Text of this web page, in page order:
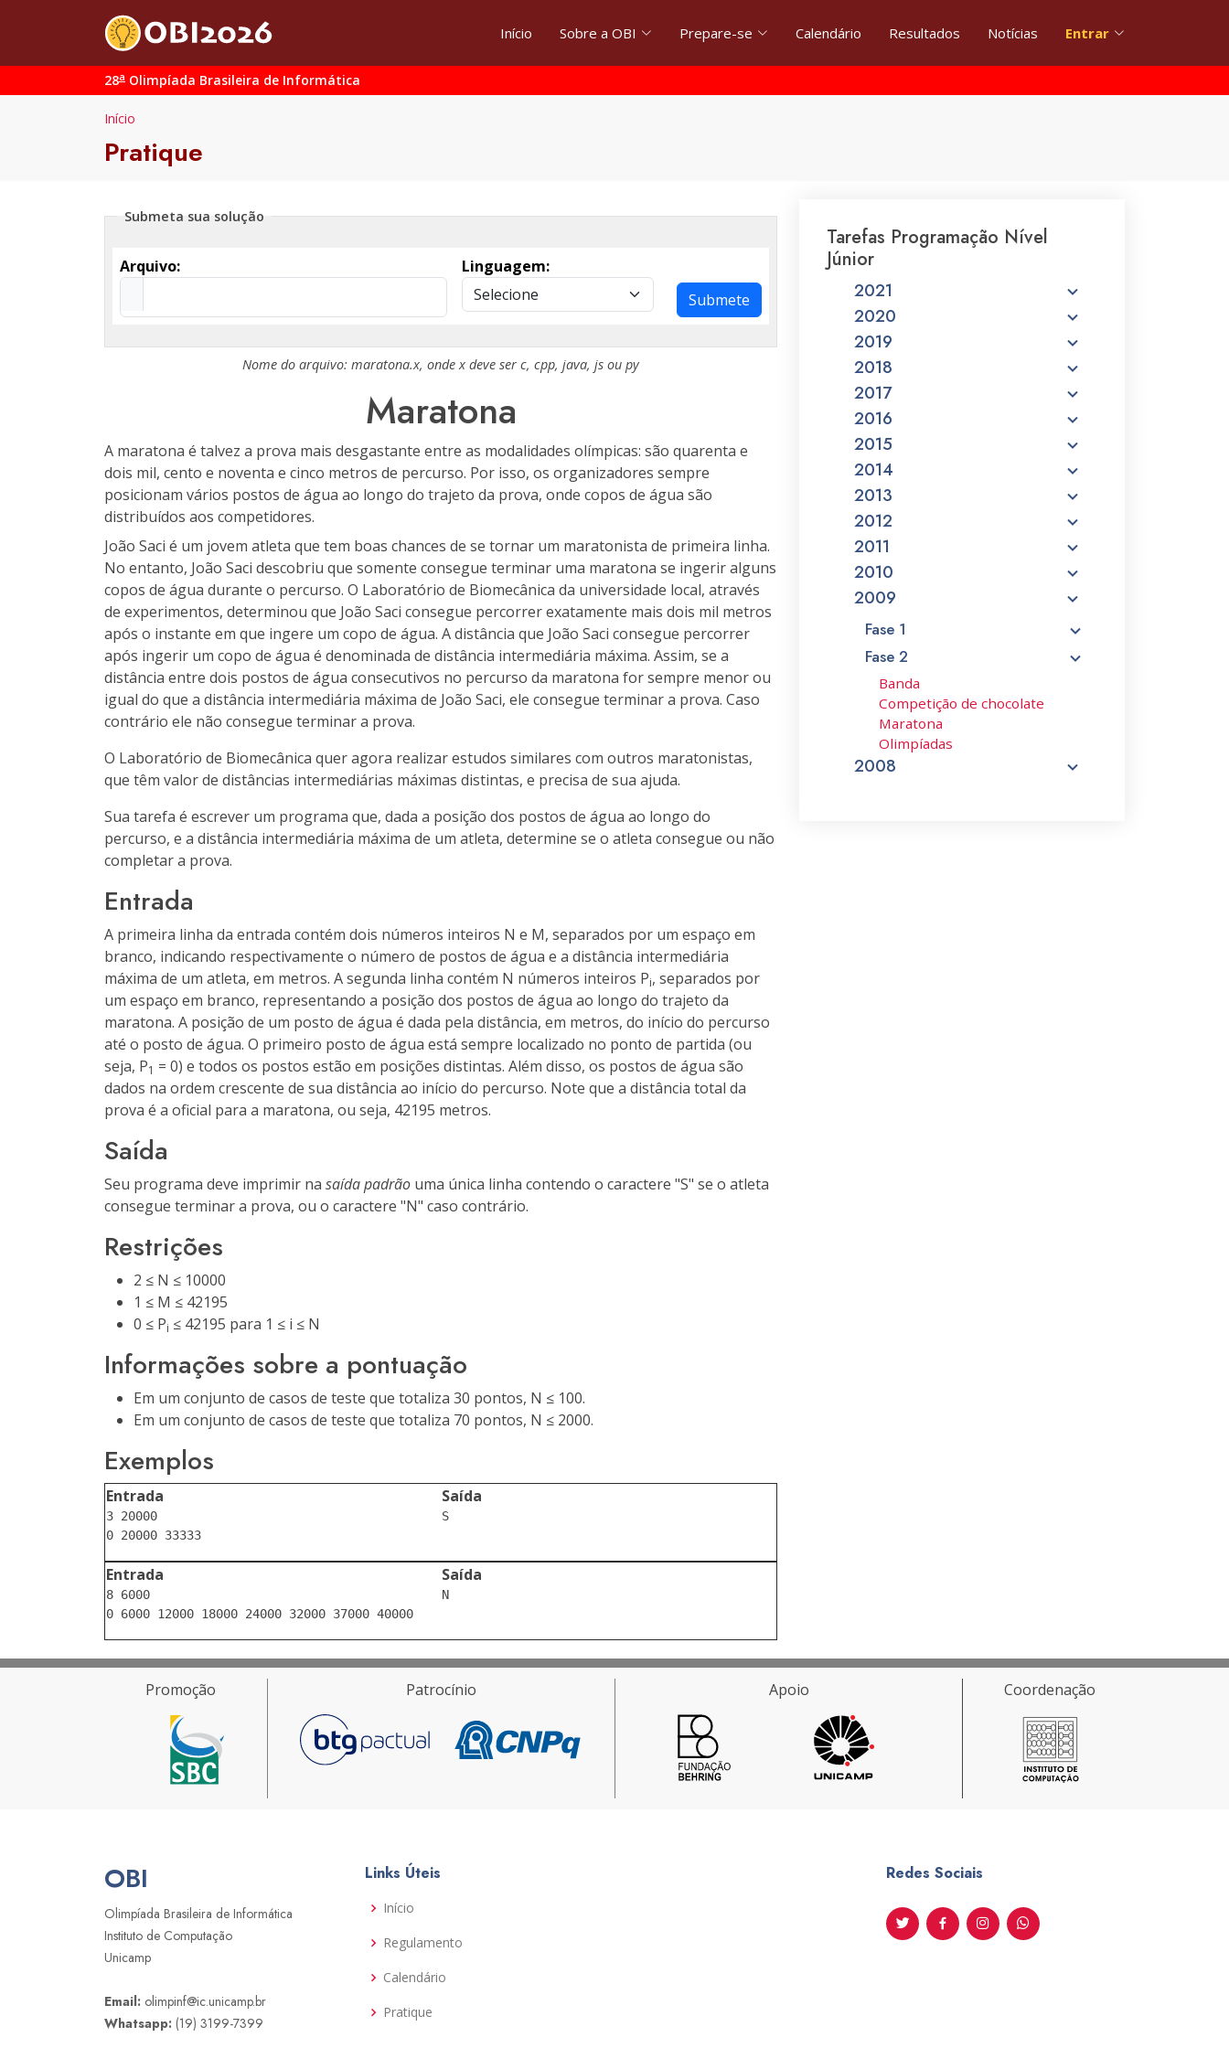
Início Sobre a OBI Prepare-se Calendário Resultados Notícias Entrar
28a Olimpíada Brasileira de Informática
Início
Pratique
Submeta sua solução
Arquivo:
Linguagem:
Submete
Nome do arquivo: maratona.x, ondex deve ser c, cpp, java, js ou py
Maratona
A maratona é talvez a prova mais desgastante entre as modalidades olímpicas: são quarenta e
dois mil, cento e noventa e cinco metros de percurso. Por isso, os organizadores sempre
posicionam vários postos de água ao longo do trajeto da prova, onde copos de água são
distribuídos aos competidores.
João Saci é um jovem atleta que tem boas chances de se tornar um maratonista de primeira linha.
No entanto, João Saci descobriu que somente consegue terminar uma maratona se ingerir alguns
copos de água durante o percurso. O Laboratório de Biomecânica da universidade local, através
de experimentos, determinou que João Saci consegue percorrer exatamente mais dois mil metros
após o instante em que ingere um copo de água. A distância que João Saci consegue percorrer
após ingerir um copo de água é denominada de distância intermediária máxima. Assim, se a
distância entre dois postos de água consecutivos no percurso da maratona for sempre menor ou
igual do que a distância intermediária máxima de João Saci, ele consegue terminar a prova. Caso
contrário ele não consegue terminar a prova.
O Laboratório de Biomecânica quer agora realizar estudos similares com outros maratonistas,
que têm valor de distâncias intermediárias máximas distintas, e precisa de sua ajuda.
Sua tarefa é escrever um programa que, dada a posição dos postos de água ao longo do
percurso, e a distância intermediária máxima de um atleta, determine se o atleta consegue ou não
completar a prova.
Entrada
A primeira linha da entrada contém dois números inteiros N e M, separados por um espaço em
branco, indicando respectivamente o número de postos de água e a distância intermediária
máxima de um atleta, em metros. A segunda linha contém N números inteiros Pi, separados por
um espaço em branco, representando a posição dos postos de água ao longo do trajeto da
maratona. A posição de um posto de água é dada pela distância, em metros, do início do percurso
até o posto de água. O primeiro posto de água está sempre localizado no ponto de partida (ou
seja, P1 = 0) e todos os postos estão em posições distintas. Além disso, os postos de água são
dados na ordem crescente de sua distância ao início do percurso. Note que a distância total da
prova é a oficial para a maratona, ou seja, 42195 metros.
Saída
Seu programa deve imprimir na saída padrão uma única linha contendo o caractere "S" se o atleta
consegue terminar a prova, ou o caractere "N" caso contrário.
Restrições
2 ≤ N ≤ 10000
1 ≤ M ≤ 42195
0 ≤ Pi ≤ 42195 para 1 ≤ i ≤ N
Informações sobre a pontuação
Em um conjunto de casos de teste que totaliza 30 pontos, N ≤ 100.
Em um conjunto de casos de teste que totaliza 70 pontos, N ≤ 2000.
Exemplos
Entrada
3 20000
Saída
Entrada
8 6000
Saída
Tarefas Programação Nível
Júnior
2021
2020
2019
2018
2017
2016
2015
2014
2013
2012
2011
2010
2009
Fase 1
Fase 2
Banda
Competição de chocolate
Maratona
Olimpíadas
2008
Promoção Patrocínio Apoio Coordenação
OBI
Olimpíada Brasileira de Informática
Instituto de Computação
Unicamp
Email: olimpinf@ic.unicamp.br
Whatsapp: (19) 3199-7399
Links Úteis
Início
Regulamento
Calendário
Pratique
Redes Sociais